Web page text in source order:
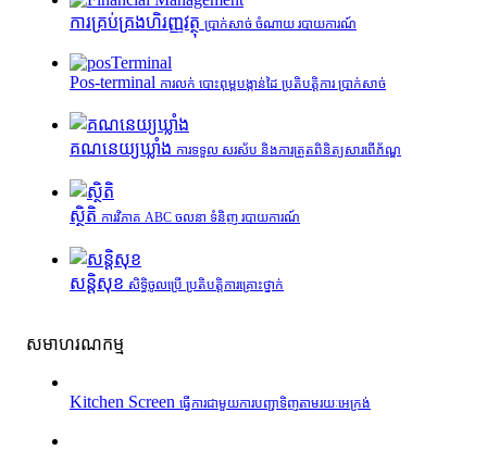
ការគ្រប់គ្រង​ហិរញ្ញវត្ថុ ប្រាក់សាច់ ចំណាយ របាយការណ៍
Pos-terminal ការលក់ បោះពុម្ពបង្កាន់ដៃ ប្រតិបត្តិការ ប្រាក់សាច់
គណនេយ្យឃ្លាំង ការទទួល សរស័ប និងការត្រួតពិនិត្យសារពើភ័ណ្ឌ
ស្ថិតិ ការវិភាគ ABC ចលនា ទំនិញ របាយការណ៍
សន្តិសុខ សិទ្ធិចូលប្រើ ប្រតិបត្តិការគ្រោះថ្នាក់
សមាហរណកម្ម
Kitchen Screen ធ្វើការជាមួយការបញ្ជាទិញតាមរយៈអេក្រង់